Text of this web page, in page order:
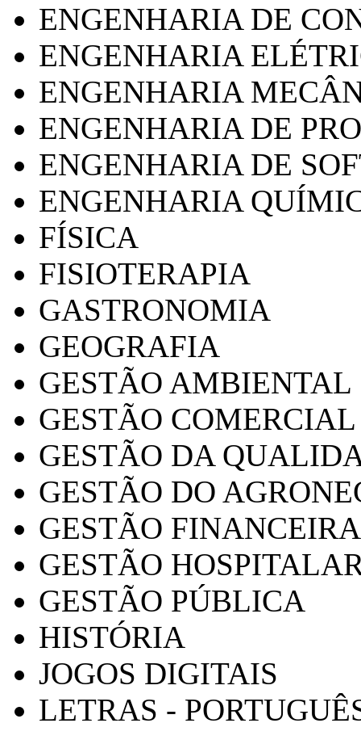
ENGENHARIA DE
ENGENHARIA
ENGENHARIA
ENGENHARIA DE
ENGENHARIA DE
ENGENHARIA
FÍSICA
FISIOTERAPIA
GASTRONOMIA
GEOGRAFIA
GESTÃO AMBIENTAL
GESTÃO COMERCIAL
GESTÃO DA
GESTÃO DO
GESTÃO FINANCEIRA
GESTÃO
GESTÃO PÚBLICA
HISTÓRIA
JOGOS DIGITAIS
LETRAS -